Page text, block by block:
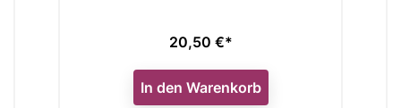
Preis
20,50 €*
In den Warenkorb